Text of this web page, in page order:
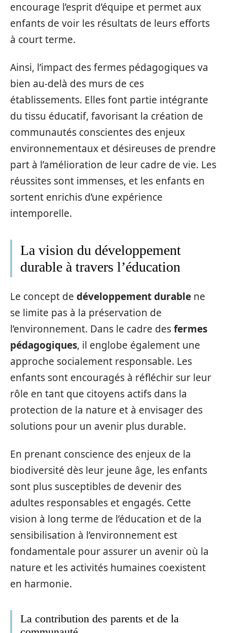
encourage l’esprit d’équipe et permet aux
enfants de voir les résultats de leurs efforts
à court terme.
Ainsi, l’impact des fermes pédagogiques va
bien au-delà des murs de ces
établissements. Elles font partie intégrante
du tissu éducatif, favorisant la création de
communautés conscientes des enjeux
environnementaux et désireuses de prendre
part à l’amélioration de leur cadre de vie. Les
réussites sont immenses, et les enfants en
sortent enrichis d’une expérience
intemporelle.
La vision du développement
durable à travers l’éducation
Le concept de développement durable ne
se limite pas à la préservation de
l’environnement. Dans le cadre desfermes
pédagogiques, il englobe également une
approche socialement responsable. Les
enfants sont encouragés à réfléchir sur leur
rôle en tant que citoyens actifs dans la
protection de la nature et à envisager des
solutions pour un avenir plus durable.
En prenant conscience des enjeux de la
biodiversité dès leur jeune âge, les enfants
sont plus susceptibles de devenir des
adultes responsables et engagés. Cette
vision à long terme de l’éducation et de la
sensibilisation à l’environnement est
fondamentale pour assurer un avenir où la
nature et les activités humaines coexistent
en harmonie.
La contribution des parents et de la